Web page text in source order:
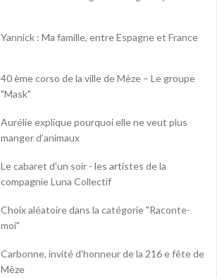
Yannick : Ma famille, entre Espagne et France
40 ème corso de la ville de Mèze – Le groupe
"Mask"
Aurélie explique pourquoi elle ne veut plus
manger d’animaux
Le cabaret d'un soir - les artistes de la
compagnie Luna Collectif
Choix aléatoire dans la catégorie "Raconte-
moi"
Carbonne, invité d'honneur de la 216 e fête de
Mèze